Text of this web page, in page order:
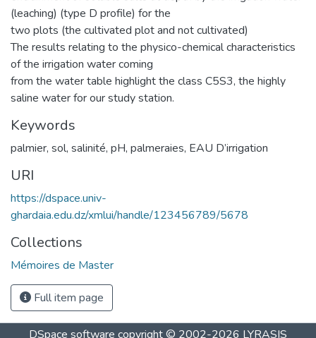
(leaching) (type D profile) for the
two plots (the cultivated plot and not cultivated)
The results relating to the physico-chemical characteristics
of the irrigation water coming
from the water table highlight the class C5S3, the highly
saline water for our study station.
Keywords
palmier, sol, salinité, pH, palmeraies, EAU D’irrigation
URI
https://dspace.univ-
ghardaia.edu.dz/xmlui/handle/123456789/5678
Collections
Mémoires de Master
Full item page
DSpace software copyright © 2002-2026 LYRASIS